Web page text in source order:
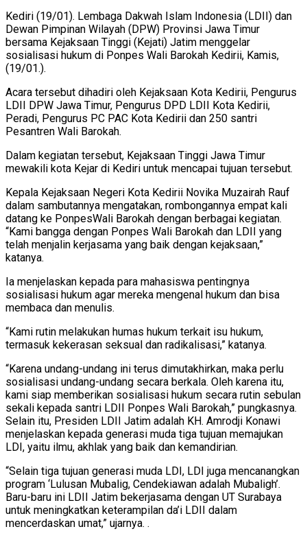
Kediri (19/01). Lembaga Dakwah Islam Indonesia (LDII) dan
Dewan Pimpinan Wilayah (DPW) Provinsi Jawa Timur
bersama Kejaksaan Tinggi (Kejati) Jatim menggelar
sosialisasi hukum di Ponpes Wali Barokah Kedirii, Kamis,
(19/01.).
Acara tersebut dihadiri oleh Kejaksaan Kota Kedirii, Pengurus
LDII DPW Jawa Timur, Pengurus DPD LDII Kota Kedirii,
Peradi, Pengurus PC PAC Kota Kedirii dan 250 santri
Pesantren Wali Barokah.
Dalam kegiatan tersebut, Kejaksaan Tinggi Jawa Timur
mewakili kota Kejar di Kediri untuk mencapai tujuan tersebut.
Kepala Kejaksaan Negeri Kota Kedirii Novika Muzairah Rauf
dalam sambutannya mengatakan, rombongannya empat kali
datang ke PonpesWali Barokah dengan berbagai kegiatan.
“Kami bangga dengan Ponpes Wali Barokah dan LDII yang
telah menjalin kerjasama yang baik dengan kejaksaan,”
katanya.
Ia menjelaskan kepada para mahasiswa pentingnya
sosialisasi hukum agar mereka mengenal hukum dan bisa
membaca dan menulis.
“Kami rutin melakukan humas hukum terkait isu hukum,
termasuk kekerasan seksual dan radikalisasi,” katanya.
“Karena undang-undang ini terus dimutakhirkan, maka perlu
sosialisasi undang-undang secara berkala. Oleh karena itu,
kami siap memberikan sosialisasi hukum secara rutin sebulan
sekali kepada santri LDII Ponpes Wali Barokah,” pungkasnya.
Selain itu, Presiden LDII Jatim adalah KH. Amrodji Konawi
menjelaskan kepada generasi muda tiga tujuan memajukan
LDI, yaitu ilmu, akhlak yang baik dan kemandirian.
“Selain tiga tujuan generasi muda LDI, LDI juga mencanangkan
program ‘Lulusan Mubalig, Cendekiawan adalah Mubaligh’.
Baru-baru ini LDII Jatim bekerjasama dengan UT Surabaya
untuk meningkatkan keterampilan da’i LDII dalam
mencerdaskan umat,” ujarnya. .